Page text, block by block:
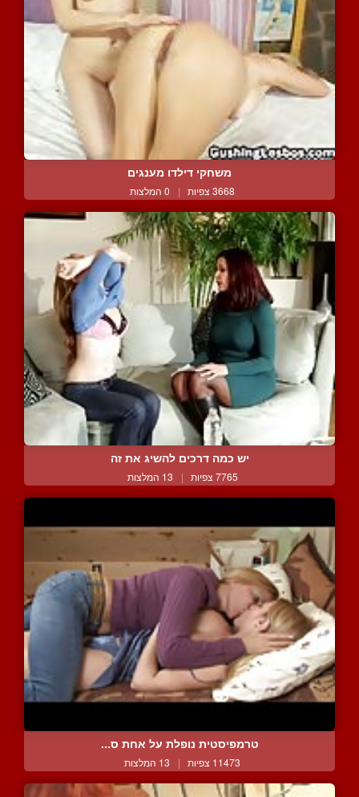
משחקי דילדו מענגים
3668 צפיות | 0 המלצות
יש כמה דרכים להשיג את זה
7765 צפיות | 13 המלצות
טרמפיסטית נופלת על אחת ס...
11473 צפיות | 13 המלצות